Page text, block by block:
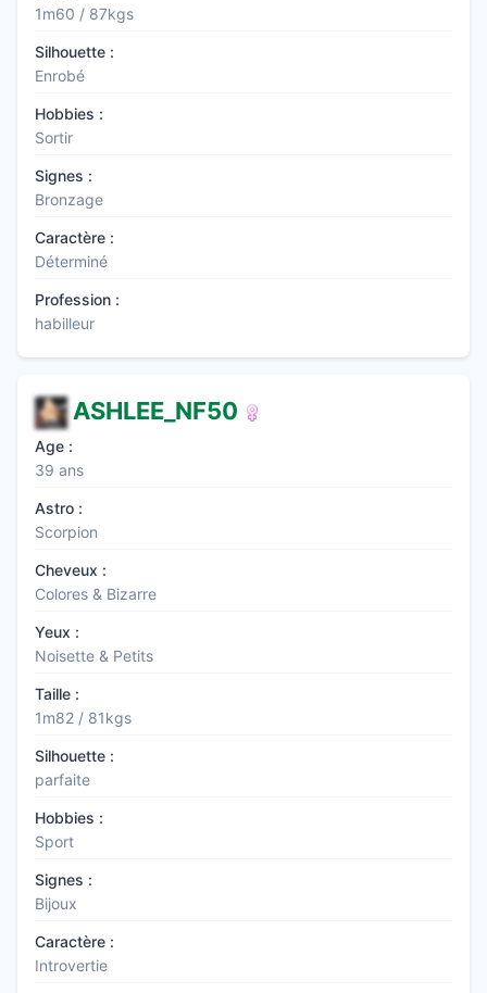
1m60 / 87kgs
Silhouette :
Enrobé
Hobbies :
Sortir
Signes :
Bronzage
Caractère :
Déterminé
Profession :
habilleur
ASHLEE_NF50
Age :
39 ans
Astro :
Scorpion
Cheveux :
Colores & Bizarre
Yeux :
Noisette & Petits
Taille :
1m82 / 81kgs
Silhouette :
parfaite
Hobbies :
Sport
Signes :
Bijoux
Caractère :
Introvertie